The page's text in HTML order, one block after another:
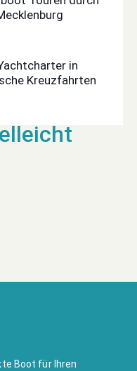
in
Kreuzfahrten
Boot für Ihren